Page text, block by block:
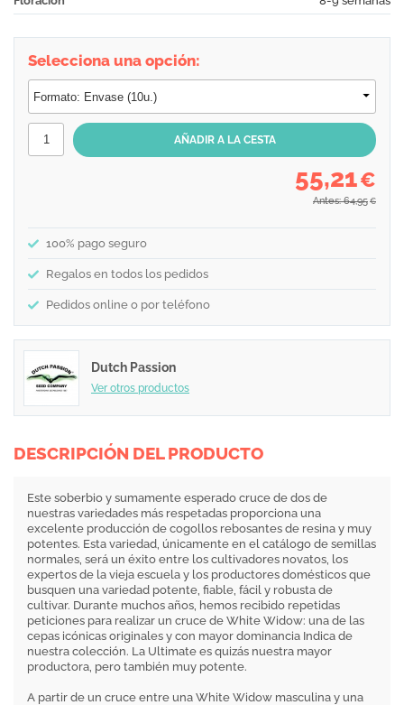
Selecciona una opción:
55,21€
Antes: 64,95 €
100% pago seguro
Regalos en todos los pedidos
Pedidos online o por teléfono
Dutch Passion
Ver otros productos
DESCRIPCIÓN DEL PRODUCTO
Este soberbio y sumamente esperado cruce de dos de
nuestras variedades más respetadas proporciona una
excelente producción de cogollos rebosantes de resina y muy
potentes. Esta variedad, únicamente en el catálogo de semillas
normales, será un éxito entre los cultivadores novatos, los
expertos de la vieja escuela y los productores domésticos que
busquen una variedad potente, fiable, fácil y robusta de
cultivar. Durante muchos años, hemos recibido repetidas
peticiones para realizar un cruce de White Widow: una de las
cepas icónicas originales y con mayor dominancia Indica de
nuestra colección. La Ultimate es quizás nuestra mayor
productora, pero también muy potente.
A partir de un cruce entre una White Widow masculina y una